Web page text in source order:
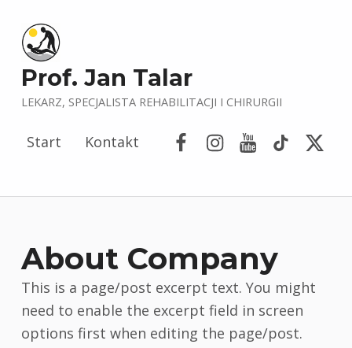
Prof. Jan Talar
LEKARZ, SPECJALISTA REHABILITACJI I CHIRURGII
Start Kontakt
About Company
This is a page/post excerpt text. You might
need to enable the excerpt field in screen
options first when editing the page/post.